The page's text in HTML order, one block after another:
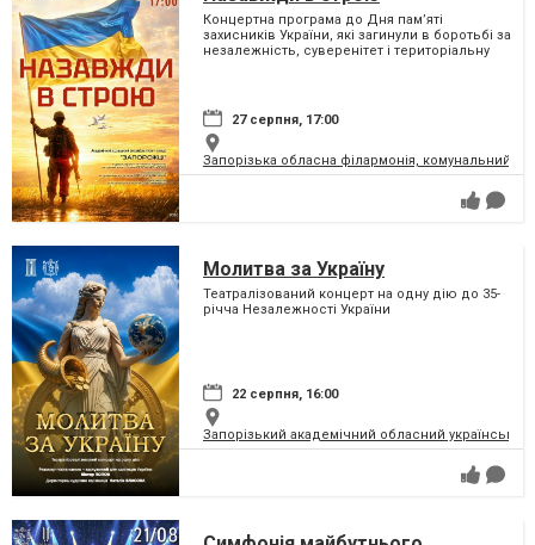
Концертна програма до Дня пам’яті
захисників України, які загинули в боротьбі за
незалежність, суверенітет і територіальну
27 серпня, 17:00
Запорізька обласна філармонія, комунальний
Молитва за Україну
Театралізований концерт на одну дію до 35-
річча Незалежності України
22 серпня, 16:00
Запорізький академічний обласний